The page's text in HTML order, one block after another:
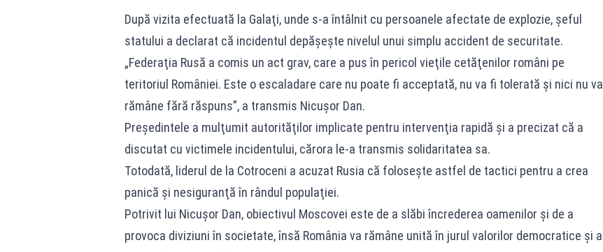
După vizita efectuată la Galaţi, unde s-a întâlnit cu persoanele afectate de explozie, şeful
statului a declarat că incidentul depăşeşte nivelul unui simplu accident de securitate.
„Federaţia Rusă a comis un act grav, care a pus în pericol vieţile cetăţenilor români pe
teritoriul României. Este o escaladare care nu poate fi acceptată, nu va fi tolerată şi nici nu va
rămâne fără răspuns”, a transmis Nicuşor Dan.
Preşedintele a mulţumit autorităţilor implicate pentru intervenţia rapidă şi a precizat că a
discutat cu victimele incidentului, cărora le-a transmis solidaritatea sa.
Totodată, liderul de la Cotroceni a acuzat Rusia că foloseşte astfel de tactici pentru a crea
panică şi nesiguranţă în rândul populaţiei.
Potrivit lui Nicuşor Dan, obiectivul Moscovei este de a slăbi încrederea oamenilor şi de a
provoca diviziuni în societate, însă România va rămâne unită în jurul valorilor democratice şi al